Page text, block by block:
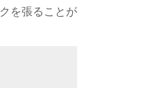
を張ることが